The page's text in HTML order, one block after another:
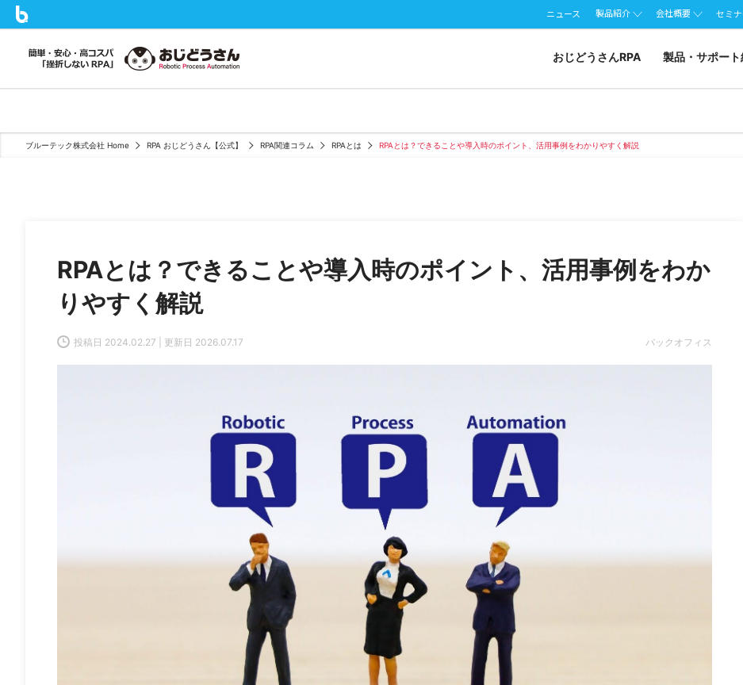
ニュース 製品紹介 会社概要 セミ
おじどうさんRPA 製品・サポー
ブルーテック株式会社 Home RPA おじどうさん【公式】 RPA関連コラム RPAとは RPAとは？できることや導入時のポイント、活用事例をわかりやすく解説
RPAとは？できることや導入時のポイント、活用事例をわか
りやすく解説
投稿日 2024.02.27 | 更新日 2026.07.17 バックオフィス